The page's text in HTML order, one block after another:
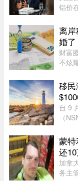
铝价
物价
铝厂
离
婚了
财富
不炫
处，
怪的
移
自 9
（
科舍
蒙
还
加拿
务主